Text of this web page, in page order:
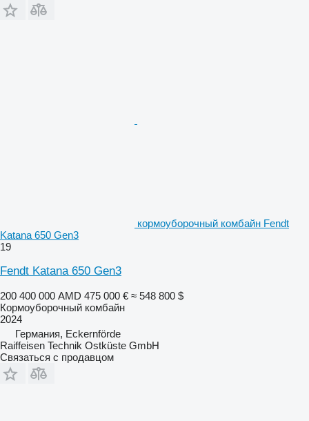
кормоуборочный комбайн Fendt
Katana 650 Gen3
19
Fendt Katana 650 Gen3
200 400 000 AMD 475 000 € ≈ 548 800 $
Кормоуборочный комбайн
2024
Германия, Eckernförde
Raiffeisen Technik Ostküste GmbH
Связаться с продавцом